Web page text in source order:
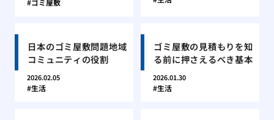
ゴミ屋敷
日本のゴミ屋敷問題地域
コミュニティの役割
2026.02.05
生活
ゴミ屋敷の見積もりを知
る前に押さえるべき基本
2026.01.30
生活